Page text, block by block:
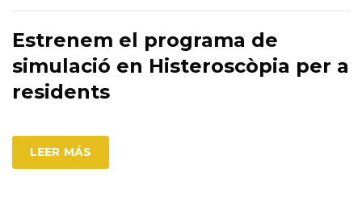
Estrenem el programa de
simulació en Histeroscòpia per a
residents
LEER MÁS